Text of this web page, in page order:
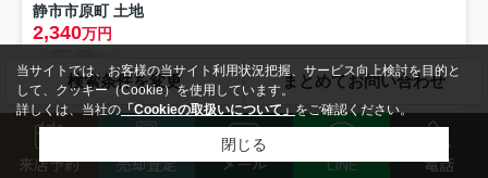
静市市原町 土地
2,340万円
叡山電鉄鞍馬線「市原」駅 徒歩3分
都市ガス 陽当り良好 閑静な住宅地 公共下水
〇自然豊かで開放感ある環境。 ゆったりとした時間を感じながらの生
検索条件を変更 まとめてお問い合わせ
来店予約 売却査定 メール LINE 電話
当サイトでは、お客様の当サイト利用状況把握、サービス向上検討を目的と
して、クッキー（Cookie）を使用しています。
詳しくは、当社の「Cookieの取扱いについて」をご確認ください。
閉じる